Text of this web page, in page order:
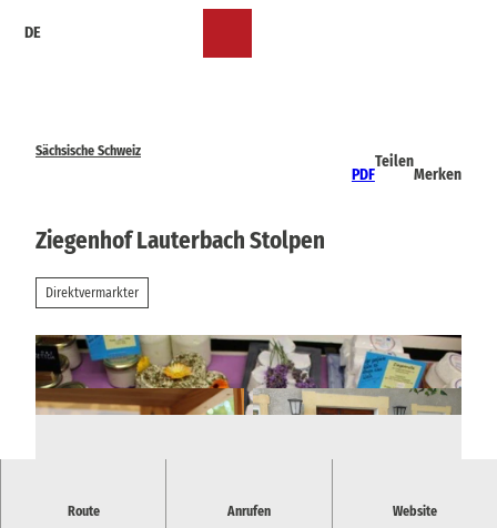
DE
Sächsische Schweiz
PDF
Teilen
Merken
Ziegenhof Lauterbach Stolpen
Direktvermarkter
Route Anrufen Website
Eine große Vielfalt an Ziegenkäsespezialitäten